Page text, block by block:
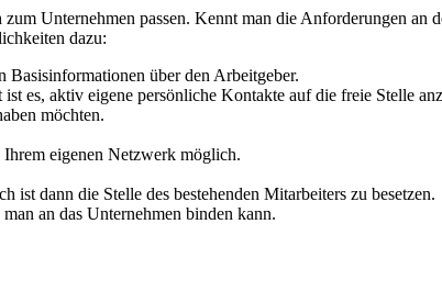
Unternehmen passen. Kennt man die Anforderungen an
dazu:
über den Arbeitgeber.
es, aktiv eigene persönliche Kontakte auf die freie Stelle
möchten.
eigenen Netzwerk möglich.
ist dann die Stelle des bestehenden Mitarbeiters zu besetzen.
an das Unternehmen binden kann.